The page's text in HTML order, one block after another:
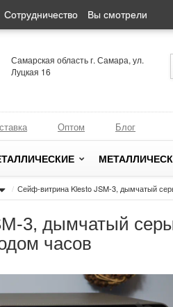
Сотрудничество Вы смотрели
Самарская область г. Самара, ул.
Луцкая 16
Оптом Блог
/ Сейф-витрина Klesto JSM-3, дымчатый
3, дымчатый
часов